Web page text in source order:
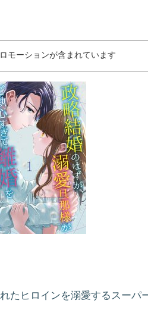
モーションが含まれています
たヒロインを溺愛するスーパ